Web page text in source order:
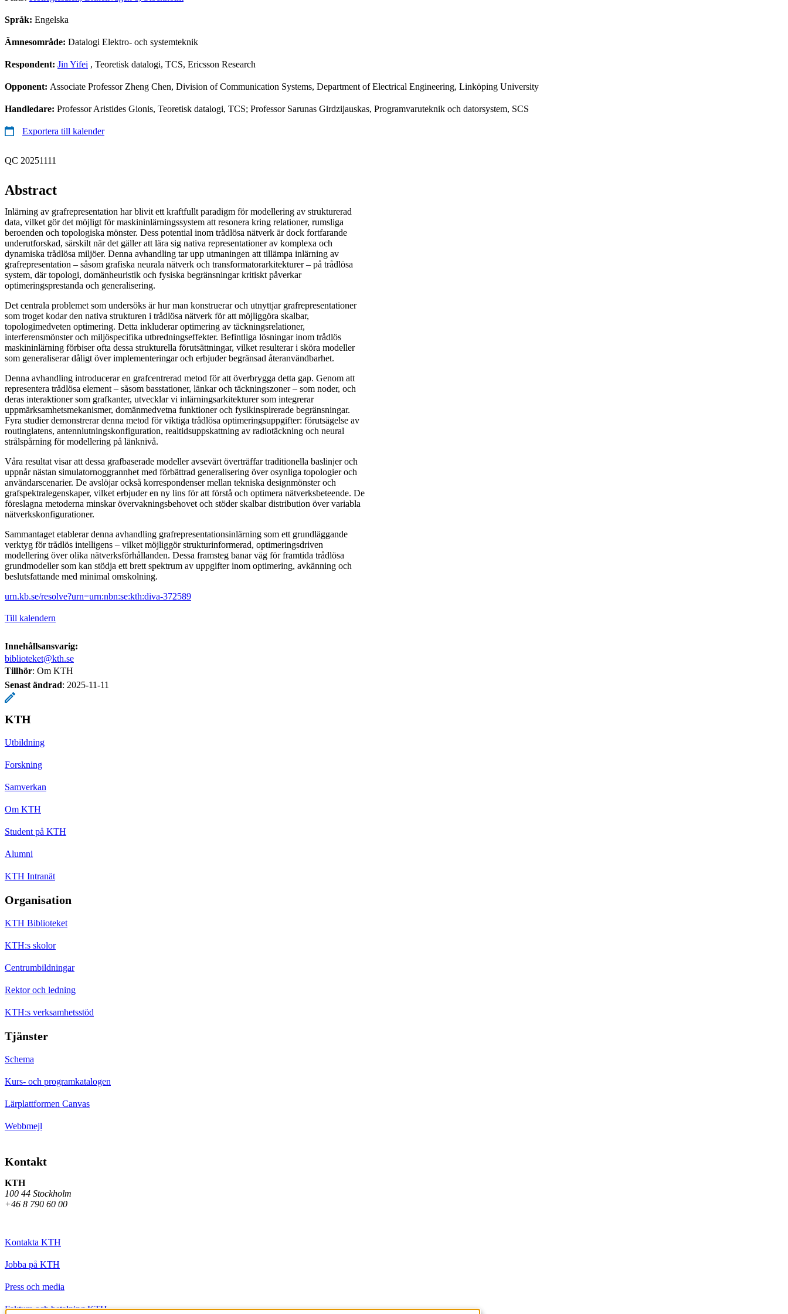
Språk: Engelska
Ämnesområde: Datalogi Elektro- och systemteknik
Respondent: Jin Yifei , Teoretisk datalogi, TCS, Ericsson Research
Opponent: Associate Professor Zheng Chen, Division of Communication Systems, Department of Electrical Engineering, Linköping University
Handledare: Professor Aristides Gionis, Teoretisk datalogi, TCS; Professor Sarunas Girdzijauskas, Programvaruteknik och datorsystem, SCS
Exportera till kalender
QC 20251111
Abstract
Inlärning av grafrepresentation har blivit ett kraftfullt paradigm för modellering av strukturerad
data, vilket gör det möjligt för maskininlärningssystem att resonera kring relationer, rumsliga
beroenden och topologiska mönster. Dess potential inom trådlösa nätverk är dock fortfarande
underutforskad, särskilt när det gäller att lära sig nativa representationer av komplexa och
dynamiska trådlösa miljöer. Denna avhandling tar upp utmaningen att tillämpa inlärning av
grafrepresentation – såsom grafiska neurala nätverk och transformatorarkitekturer – på trådlösa
system, där topologi, domänheuristik och fysiska begränsningar kritiskt påverkar
optimeringsprestanda och generalisering.
Det centrala problemet som undersöks är hur man konstruerar och utnyttjar grafrepresentationer
som troget kodar den nativa strukturen i trådlösa nätverk för att möjliggöra skalbar,
topologimedveten optimering. Detta inkluderar optimering av täckningsrelationer,
interferensmönster och miljöspecifika utbredningseffekter. Befintliga lösningar inom trådlös
maskininlärning förbiser ofta dessa strukturella förutsättningar, vilket resulterar i sköra modeller
som generaliserar dåligt över implementeringar och erbjuder begränsad återanvändbarhet.
Denna avhandling introducerar en grafcentrerad metod för att överbrygga detta gap. Genom att
representera trådlösa element – såsom basstationer, länkar och täckningszoner – som noder, och
deras interaktioner som grafkanter, utvecklar vi inlärningsarkitekturer som integrerar
uppmärksamhetsmekanismer, domänmedvetna funktioner och fysikinspirerade begränsningar.
Fyra studier demonstrerar denna metod för viktiga trådlösa optimeringsuppgifter: förutsägelse av
routinglatens, antennlutningskonfiguration, realtidsuppskattning av radiotäckning och neural
strålspårning för modellering på länknivå.
Våra resultat visar att dessa grafbaserade modeller avsevärt överträffar traditionella baslinjer och
uppnår nästan simulatornoggrannhet med förbättrad generalisering över osynliga topologier och
användarscenarier. De avslöjar också korrespondenser mellan tekniska designmönster och
grafspektralegenskaper, vilket erbjuder en ny lins för att förstå och optimera nätverksbeteende. De
föreslagna metoderna minskar övervakningsbehovet och stöder skalbar distribution över variabla
nätverkskonfigurationer.
Sammantaget etablerar denna avhandling grafrepresentationsinlärning som ett grundläggande
verktyg för trådlös intelligens – vilket möjliggör strukturinformerad, optimeringsdriven
modellering över olika nätverksförhållanden. Dessa framsteg banar väg för framtida trådlösa
grundmodeller som kan stödja ett brett spektrum av uppgifter inom optimering, avkänning och
beslutsfattande med minimal omskolning.
urn.kb.se/resolve?urn=urn:nbn:se:kth:diva-372589
Till kalendern
Innehållsansvarig:
biblioteket@kth.se
Tillhör: Om KTH
Senast ändrad: 2025-11-11
KTH
Utbildning
Forskning
Samverkan
Om KTH
Student på KTH
Alumni
KTH Intranät
Organisation
KTH Biblioteket
KTH:s skolor
Centrumbildningar
Rektor och ledning
KTH:s verksamhetsstöd
Tjänster
Schema
Kurs- och programkatalogen
Lärplattformen Canvas
Webbmejl
Kontakt
KTH
100 44 Stockholm
+46 8 790 60 00
Kontakta KTH
Jobba på KTH
Press och media
Faktura och betalning KTH